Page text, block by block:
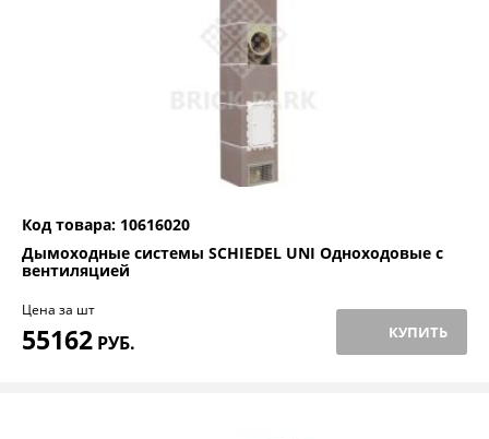
Код товара: 10616020
Дымоходные системы SCHIEDEL UNI Одноходовые с
вентиляцией
Цена за шт
55162 РУБ. КУПИТЬ